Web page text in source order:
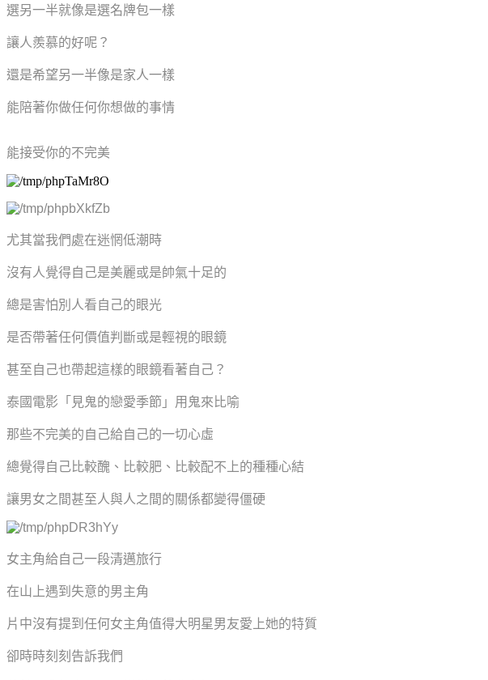
選另一半就像是選名牌包一樣
讓人羨慕的好呢？
還是希望另一半像是家人一樣
能陪著你做任何你想做的事情
能接受你的不完美
尤其當我們處在迷惘低潮時
沒有人覺得自己是美麗或是帥氣十足的
總是害怕別人看自己的眼光
是否帶著任何價值判斷或是輕視的眼鏡
甚至自己也帶起這樣的眼鏡看著自己？
泰國電影「見鬼的戀愛季節」用鬼來比喻
那些不完美的自己給自己的一切心虛
總覺得自己比較醜、比較肥、比較配不上的種種心結
讓男女之間甚至人與人之間的關係都變得僵硬
女主角給自己一段清邁旅行
在山上遇到失意的男主角
片中沒有提到任何女主角值得大明星男友愛上她的特質
卻時時刻刻告訴我們